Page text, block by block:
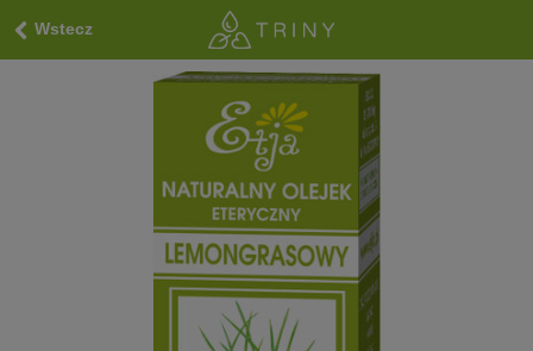
Wstecz